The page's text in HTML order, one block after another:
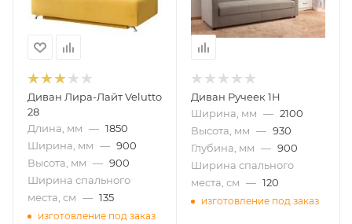
Диван Лира-Лайт Velutto
28
Длина, мм — 1850
Ширина, мм — 900
Высота, мм — 900
Ширина спального
места, см — 135
изготовление под заказ
Диван Ручеек 1Н
Ширина, мм — 2100
Высота, мм — 930
Глубина, мм — 900
Ширина спального
места, см — 120
изготовление под заказ